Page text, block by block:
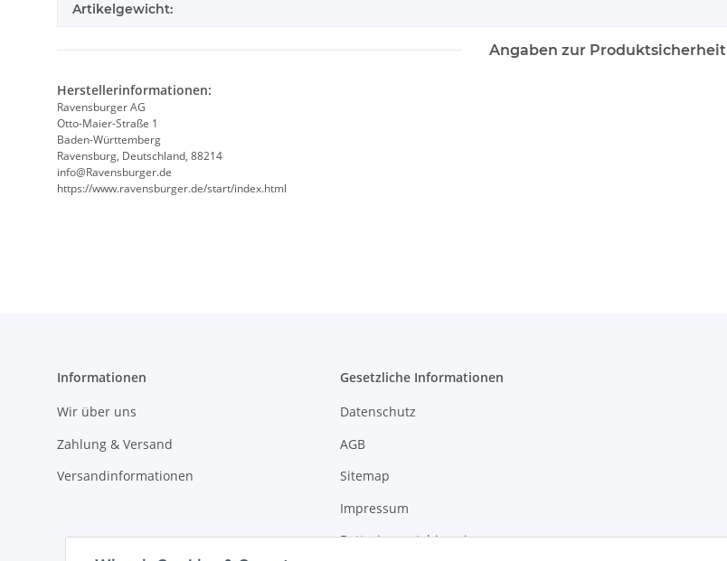
Artikelgewicht:
Angaben zur Produktsicherheit
Herstellerinformationen:
Ravensburger AG
Otto-Maier-Straße 1
Baden-Württemberg
Ravensburg, Deutschland, 88214
info@Ravensburger.de
https://www.ravensburger.de/start/index.html
Informationen
Wir über uns
Zahlung & Versand
Versandinformationen
Gesetzliche Informationen
Datenschutz
AGB
Sitemap
Impressum
Batteriegesetzhinweise